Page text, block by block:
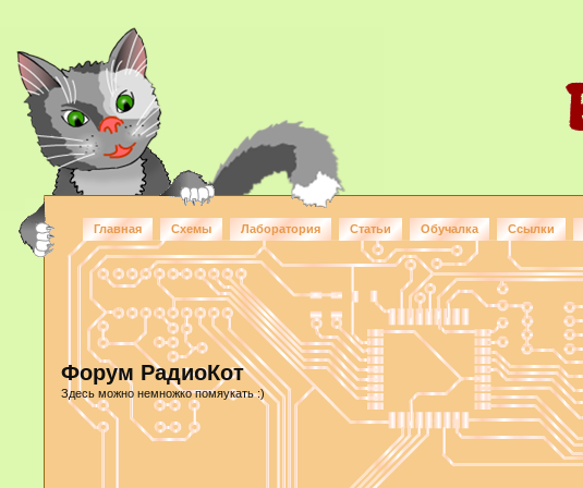
Главная Схемы Лаборатория Статьи Обучалка Ссылки
Форум РадиоКот
Здесь можно немножко помяукать :)